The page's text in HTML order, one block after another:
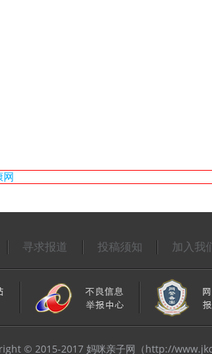
网
寻求报道 投稿须知 加入我
© 2015-2017 妈咪亲子网（http://